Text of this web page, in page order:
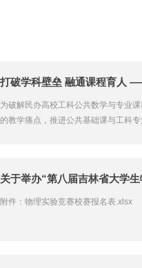
为破解民办高校工科公共数学与专业
的教学痛点，推进公共基础课与工科
附件：物理实验竞赛校赛报名表.xlsx